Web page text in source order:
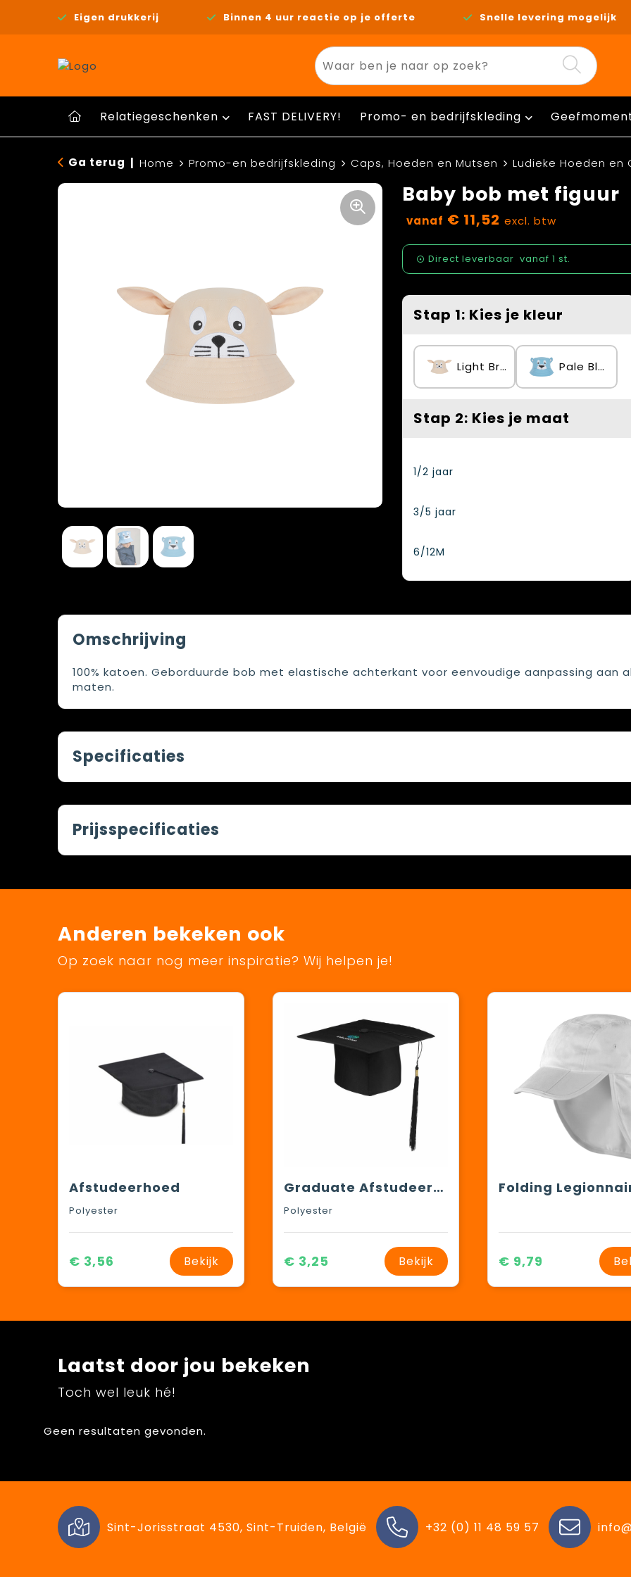
Eigen drukkerij Binnen 4 uur reactie op je offerte Snelle levering mogelijk
Relatiegeschenken FAST DELIVERY! Promo- en bedrijfskleding
Ga terug Home Promo-en bedrijfskleding Caps, Hoeden en Mutsen Ludieke Hoeden en
Baby bob met figuur
vanaf € 11,52 excl. btw
Direct leverbaar vanaf 1 st.
Stap 1: Kies je kleur
Light Brown Bunny Pale Blue Bear
Stap 2: Kies je maat
1/2 jaar
3/5 jaar
6/12M
Omschrijving
100% katoen. Geborduurde bob met elastische achterkant voor eenvoudige aanpassing aan
maten.
Specificaties
Prijsspecificaties
Anderen bekeken ook
Op zoek naar nog meer inspiratie? Wij helpen je!
Afstudeerhoed
Polyester
€ 3,56 Bekijk
Graduate Afstudeerhoed
Polyester
€ 3,25 Bekijk € 9,79
Laatst door jou bekeken
Toch wel leuk hé!
Geen resultaten gevonden.
Sint-Jorisstraat 4530, Sint-Truiden, België +32 (0) 11 48 59 57